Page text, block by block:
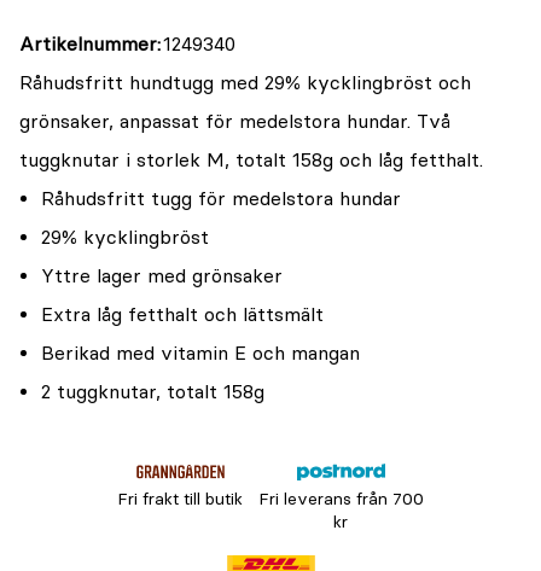
Artikelnummer 1249340
Råhudsfritt hundtugg med 29% kycklingbröst och
grönsaker, anpassat för medelstora hundar. Två
tuggknutar i storlek M, totalt 158g och låg fetthalt.
Råhudsfritt tugg för medelstora hundar
29% kycklingbröst
Yttre lager med grönsaker
Extra låg fetthalt och lättsmält
Berikad med vitamin E och mangan
2 tuggknutar, totalt 158g
Fri frakt till butik
Fri leverans från 700
kr